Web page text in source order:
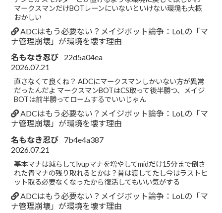
マークスマンだけBOTレーンにいないといけない環境も大概
おかしい
ADCはもう必要ない？メイジボット論争：LoLの「マ
ナ管理崩壊」が環境を壊す理由
名もなき忍び
22d5a04ea
2026.07.21
直さなくて良くね？ ADCにマークスマンしかいない方が異常
だったんだよ マークスマンBOTはCS取って後半勝つ、メイジ
BOTは前半勝ってロームするでいいじゃん
ADCはもう必要ない？メイジボット論争：LoLの「マ
ナ管理崩壊」が環境を壊す理由
名もなき忍び
7b4e4a387
2026.07.21
基本マナは減らしてlvupマナを増やしてmidだけ15分まで倒さ
れた青マナの残り取れるとかは？昔は渡してたし今はラストヒ
ット取る必要なくなったから復活してもいい気がする
ADCはもう必要ない？メイジボット論争：LoLの「マ
ナ管理崩壊」が環境を壊す理由